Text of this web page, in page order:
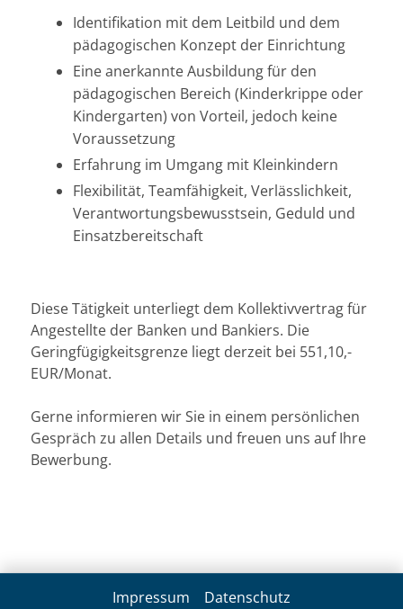
Identifikation mit dem Leitbild und dem
pädagogischen Konzept der Einrichtung
Eine anerkannte Ausbildung für den
pädagogischen Bereich (Kinderkrippe oder
Kindergarten) von Vorteil, jedoch keine
Voraussetzung
Erfahrung im Umgang mit Kleinkindern
Flexibilität, Teamfähigkeit, Verlässlichkeit,
Verantwortungsbewusstsein, Geduld und
Einsatzbereitschaft
Diese Tätigkeit unterliegt dem Kollektivvertrag für
Angestellte der Banken und Bankiers. Die
Geringfügigkeitsgrenze liegt derzeit bei 551,10,-
EUR/Monat.
Gerne informieren wir Sie in einem persönlichen
Gespräch zu allen Details und freuen uns auf Ihre
Bewerbung.
Impressum Datenschutz